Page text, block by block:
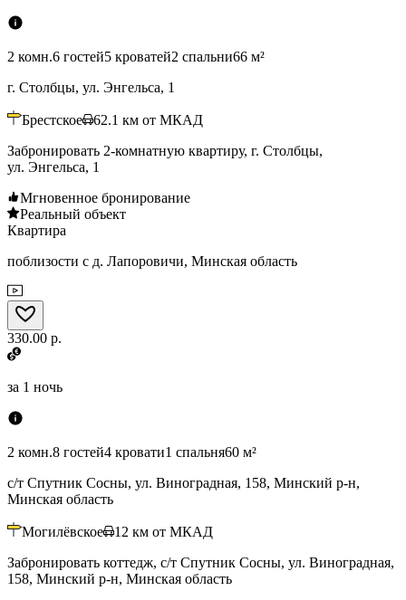
2 комн.6 гостей5 кроватей2 спальни66 м²
г. Столбцы, ул. Энгельса, 1
Брестское 62.1 км от МКАД
Забронировать 2-комнатную квартиру, г. Столбцы,
ул. Энгельса, 1
Мгновенное бронирование
Реальный объект
Квартира
поблизости с д. Лапоровичи, Минская область
330.00 р.
за 1 ночь
2 комн.8 гостей4 кровати1 спальня60 м²
с/т Спутник Сосны, ул. Виноградная, 158, Минский р-н,
Минская область
Могилёвское 12 км от МКАД
Забронировать коттедж, с/т Спутник Сосны, ул. Виноградная,
158, Минский р-н, Минская область